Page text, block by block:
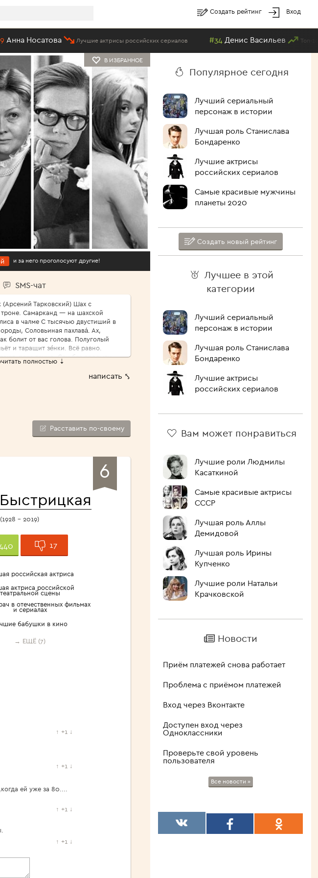
Создать рейтинг Вход
Лучшие актрисы российских сериалов #34 Денис Васильев Топ-100 самых
В ИЗБРАННОЕ
и за него проголосуют другие!
SMS-чат
(Арсений Тарковский) Шах с
Самарканд — на шахской
в чалме С тысячью двустиший в
Соловьиная пахлава́. Ах,
болит от вас голова. Полуголый
и таращит зе́нки. Всё равно.
пока темно. Спи без просыпу,
и твои права? Ах, восточные
вас голова. Да пребудет роза
щепотью соды Ни жива шипит,
переводы, Как болит от вас голова.
полностью ⇣
написать ⤣
Расставить по-своему
6
(1928 - 2019)
17
российская актриса
актриса российской
театральной сцены
в отечественных фильмах
и сериалах
бабушки в кино
→ ЕЩЁ (7)
↑ +1 ↓
↑ +1 ↓
ей уже за 80....
↑ +1 ↓
↑ +1 ↓
Популярное сегодня
Лучший сериальный
персонаж в истории
Лучшая роль Станислава
Бондаренко
Лучшие актрисы
российских сериалов
Самые красивые мужчины
планеты 2020
Создать новый рейтинг
Лучшее в этой
категории
Лучший сериальный
персонаж в истории
Лучшая роль Станислава
Бондаренко
Лучшие актрисы
российских сериалов
Вам может понравиться
Лучшие роли Людмилы
Касаткиной
Самые красивые актрисы
СССР
Лучшая роль Аллы
Демидовой
Лучшая роль Ирины
Купченко
Лучшие роли Натальи
Крачковской
Новости
Приём платежей снова работает
Проблема с приёмом платежей
Вход через Вконтакте
Доступен вход через
Одноклассники
Проверьте свой уровень
пользователя
Все новости »